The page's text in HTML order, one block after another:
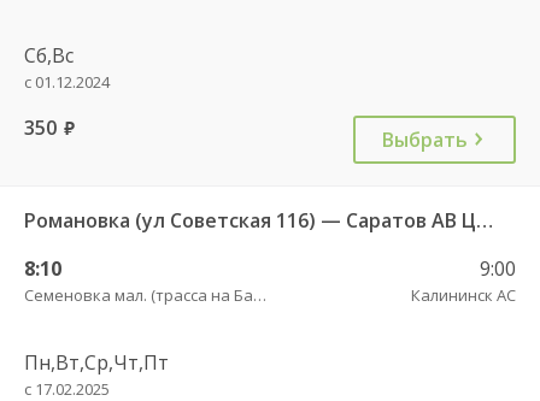
Сб,Вс
с 01.12.2024
350 руб. Выбрать
Романовка (ул Советская 116) — Саратов АВ Центральный (ул им Пугачева 179 А)
8:10
Семеновка мал. (трасса на Балашов)
9:00
Калининск АС
Пн,Вт,Ср,Чт,Пт
с 17.02.2025